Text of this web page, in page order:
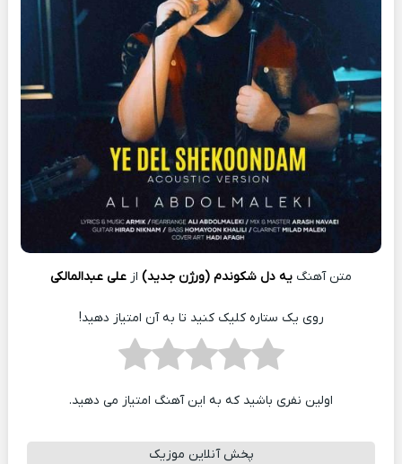
متن آهنگ یه دل شکوندم (ورژن جدید) از علی عبدالمالکی
روی یک ستاره کلیک کنید تا به آن امتیاز دهید!
اولین نفری باشید که به این آهنگ امتیاز می دهید.
پخش آنلاین موزیک